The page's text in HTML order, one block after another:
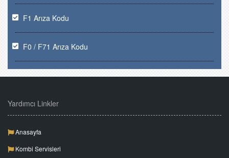
F1 Arıza Kodu
F0 / F71 Arıza Kodu
Yardımcı Linkler
Anasayfa
Kombi Servisleri